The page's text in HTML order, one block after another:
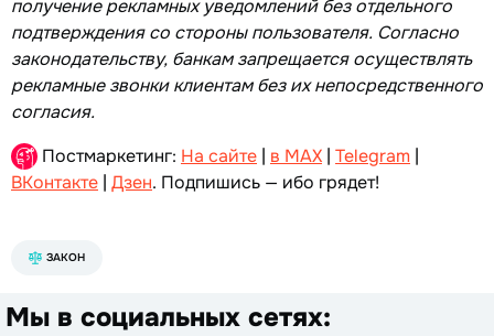
получение рекламных уведомлений без отдельного
подтверждения со стороны пользователя. Согласно
законодательству, банкам запрещается осуществлять
рекламные звонки клиентам без их непосредственного
согласия.
Постмаркетинг: На сайте | в MAX | Telegram |
ВКонтакте | Дзен. Подпишись — ибо грядет!
ЗАКОН
Мы в социальных сетях: